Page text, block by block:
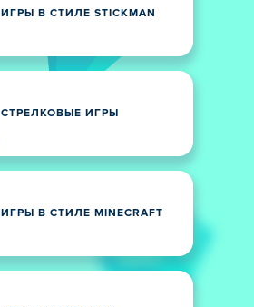
ИГРЫ В СТИЛЕ STICKMAN
СТРЕЛКОВЫЕ ИГРЫ
ИГРЫ В СТИЛЕ MINECRAFT